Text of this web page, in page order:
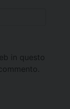
in questo